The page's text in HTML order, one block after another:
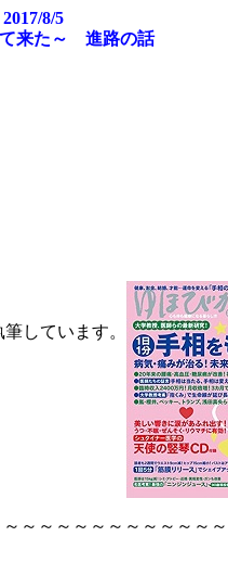
2017/8/5
来た～ 進路の話
しています。
～～～～～～～～～～～～